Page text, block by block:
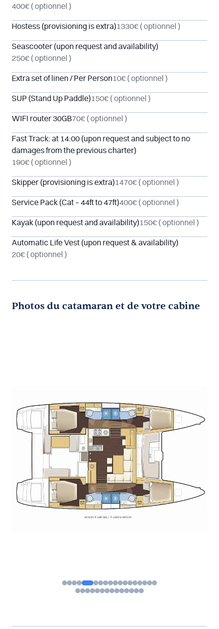
400€ ( optionnel )
Hostess (provisioning is extra)1330€ ( optionnel )
Seascooter (upon request and availability)
250€ ( optionnel )
Extra set of linen / Per Person10€ ( optionnel )
SUP (Stand Up Paddle)150€ ( optionnel )
WIFI router 30GB70€ ( optionnel )
Fast Track: at 14:00 (upon request and subject to no
damages from the previous charter)
190€ ( optionnel )
Skipper (provisioning is extra)1470€ ( optionnel )
Service Pack (Cat – 44ft to 47ft)400€ ( optionnel )
Kayak (upon request and availability)150€ ( optionnel )
Automatic Life Vest (upon request & availability)
20€ ( optionnel )
Photos du catamaran et de votre cabine